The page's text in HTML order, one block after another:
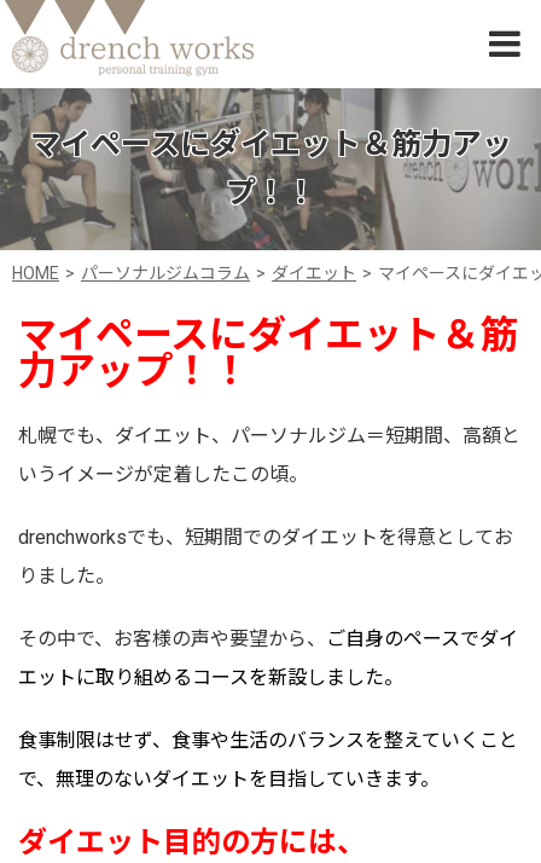
マイペースにダイエット＆筋力アッ
プ！！
HOME パーソナルジムコラム ダイエット マイペースにダイエ
マイペースにダイエット＆筋
力アップ！！
札幌でも、ダイエット、パーソナルジム＝短期間、高額と
いうイメージが定着したこの頃。
drenchworksでも、短期間でのダイエットを得意としてお
りました。
その中で、お客様の声や要望から、
ご自身のペースでダイ
エットに取り組めるコースを新設しました。
食事制限はせず、食事や生活のバランスを整えていくこと
で、無理のないダイエットを目指していきます。
ダイエット目的の方には、